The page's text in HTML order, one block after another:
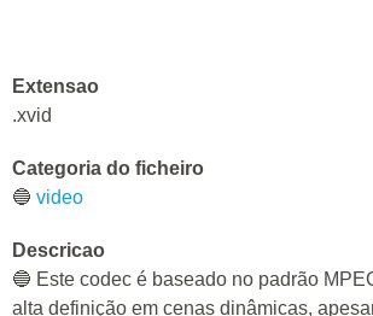
Extensao
.xvid
Categoria do ficheiro
🔵 video
Descricao
🔵 Este codec é baseado no padrão
alta definição em cenas dinâmicas,